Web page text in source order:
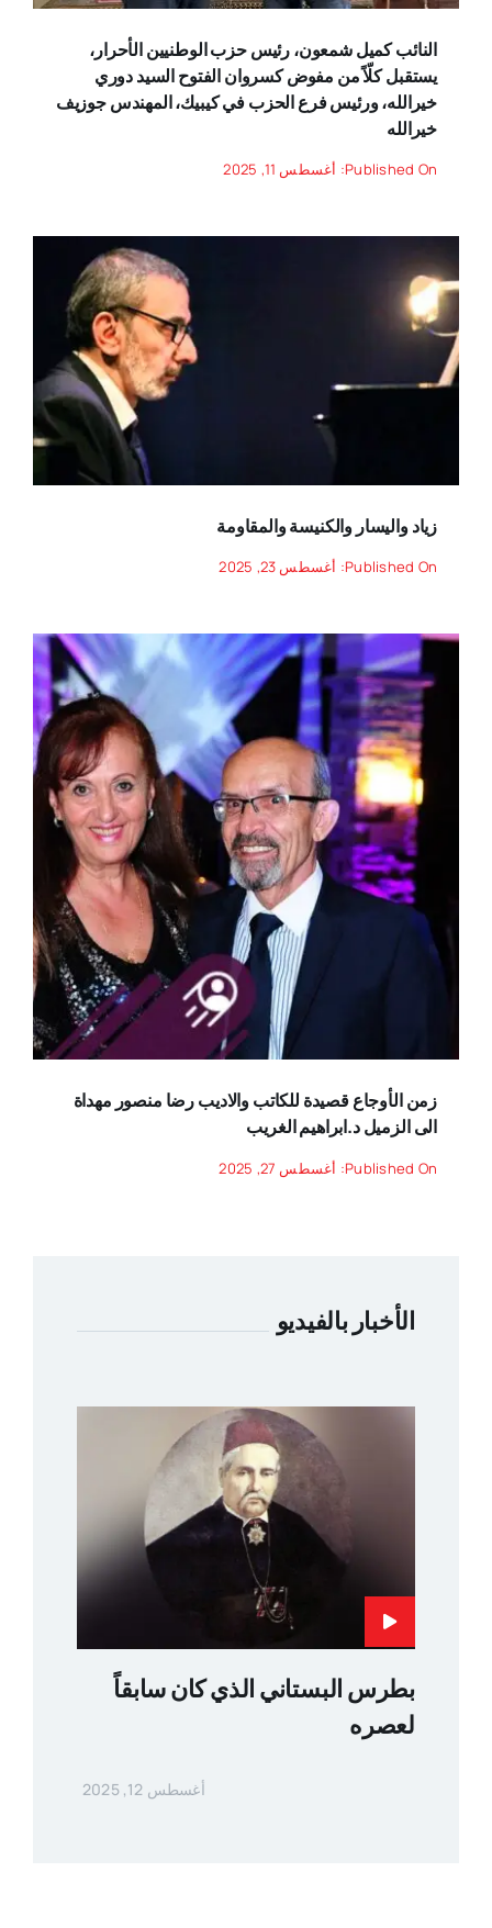
النائب كميل شمعون، رئيس حزب الوطنيين الأحرار،
يستقبل كلّاً من مفوض كسروان الفتوح السيد دوري
خيرالله، ورئيس فرع الحزب في كيبيك، المهندس جوزيف
خيرالله
Published On: أغسطس 11, 2025
زياد واليسار والكنيسة والمقاومة
Published On: أغسطس 23, 2025
زمن الأوجاع قصيدة للكاتب والاديب رضا منصور مهداة
الى الزميل د.ابراهيم الغريب
Published On: أغسطس 27, 2025
الأخبار بالفيديو
بطرس البستاني الذي كان سابقاً
لعصره
أغسطس 12, 2025